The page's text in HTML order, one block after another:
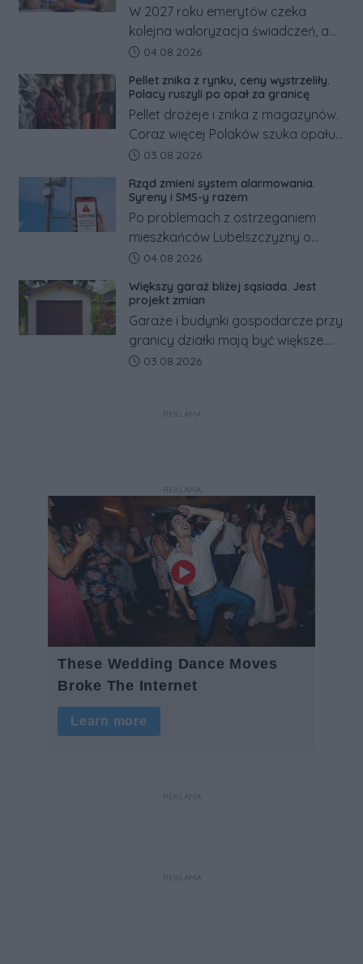
W 2027 roku emerytów czeka
kolejna waloryzacja świadczeń, a
pracowników podwyżka płacy
tym zmianom zyskają.
Data dodania artykułu:
04.08.2026
Pellet znika z rynku, ceny wystrzeliły.
Polacy ruszyli po opał za granicę
Pellet drożeje i znika z magazynów.
Coraz więcej Polaków szuka opału
za granicą, gdzie bywa nawet
Co się dzieje?
Data dodania artykułu:
03.08.2026
Rząd zmieni system alarmowania.
Syreny i SMS-y razem
Po problemach z ostrzeganiem
mieszkańców Lubelszczyzny o
rosyjskim zagrożeniu rząd
alarmowych, alertów RCB i aplikacji
w jeden system.
Data dodania artykułu:
04.08.2026
Większy garaż bliżej sąsiada. Jest
projekt zmian
Garaże i budynki gospodarcze przy
granicy działki mają być większe.
Projekt zaostrza też zasady
Data dodania artykułu:
03.08.2026
REKLAMA
REKLAMA
REKLAMA
REKLAMA